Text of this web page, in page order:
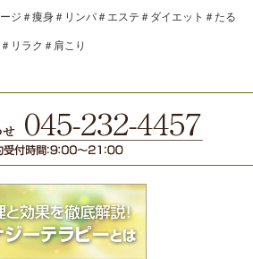
ジ＃痩身＃リンパ＃エステ＃ダイエット＃たる
リラク＃肩こり